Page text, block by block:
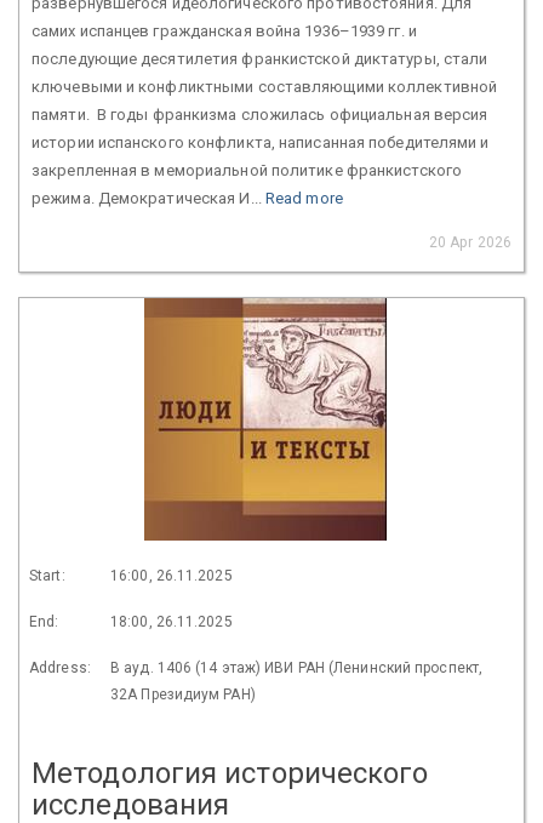
самих испанцев гражданская война 1936–1939 гг. и
последующие десятилетия франкистской диктатуры, стали
ключевыми и конфликтными составляющими коллективной
памяти. В годы франкизма сложилась официальная версия
истории испанского конфликта, написанная победителями и
закрепленная в мемориальной политике франкистского
режима. Демократическая И... Read more
20 Apr 2026
Start: 16:00, 26.11.2025
End: 18:00, 26.11.2025
Address:
В ауд. 1406 (14 этаж) ИВИ РАН (Ленинский проспект,
32А Президиум РАН)
Методология исторического
исследования